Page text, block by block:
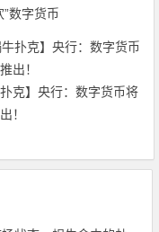
”数字货币
扑克】央行：数字货币将
！